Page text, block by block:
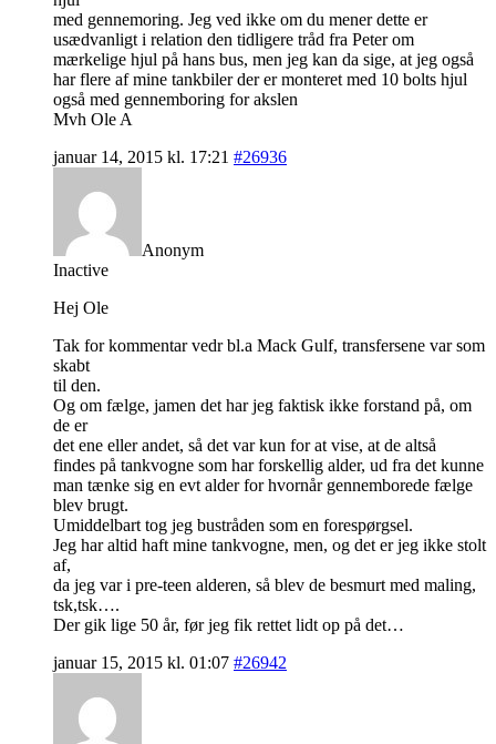
med gennemoring. Jeg ved ikke om du mener dette er
usædvanligt i relation den tidligere tråd fra Peter om
mærkelige hjul på hans bus, men jeg kan da sige, at jeg også
har flere af mine tankbiler der er monteret med 10 bolts hjul
også med gennemboring for akslen
Mvh Ole A
januar 14, 2015 kl. 17:21 #26936
Anonym
Inactive
Hej Ole
Tak for kommentar vedr bl.a Mack Gulf, transfersene var som
skabt
til den.
Og om fælge, jamen det har jeg faktisk ikke forstand på, om
de er
det ene eller andet, så det var kun for at vise, at de altså
findes på tankvogne som har forskellig alder, ud fra det kunne
man tænke sig en evt alder for hvornår gennemborede fælge
blev brugt.
Umiddelbart tog jeg bustråden som en forespørgsel.
Jeg har altid haft mine tankvogne, men, og det er jeg ikke stolt
af,
da jeg var i pre-teen alderen, så blev de besmurt med maling,
tsk,tsk….
Der gik lige 50 år, før jeg fik rettet lidt op på det…
januar 15, 2015 kl. 01:07 #26942